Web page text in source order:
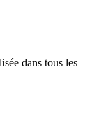
dans tous les